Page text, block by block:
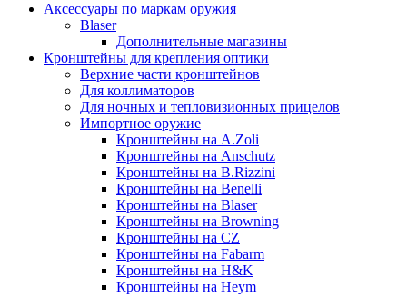
Аксессуары по маркам оружия
Blaser
Дополнительные магазины
Кронштейны для крепления оптики
Верхние части кронштейнов
Для коллиматоров
Для ночных и тепловизионных прицелов
Импортное оружие
Кронштейны на A.Zoli
Кронштейны на Anschutz
Кронштейны на B.Rizzini
Кронштейны на Benelli
Кронштейны на Blaser
Кронштейны на Browning
Кронштейны на CZ
Кронштейны на Fabarm
Кронштейны на H&K
Кронштейны на Heym